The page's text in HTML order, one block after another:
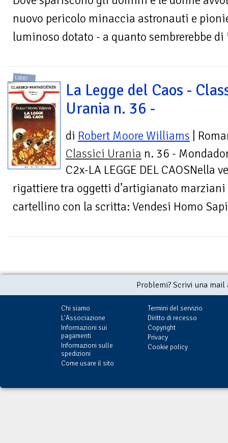
nuovo pericolo minaccia astronauti e
luminoso dotato - a quanto sembrerebbe
LIBRI
La Legge del Caos -
Urania n. 36 -
di Robert Moore Williams |
Classici Urania n. 36 -
C2x-LA LEGGE DEL CAOSNella
rigattiere tra oggetti d’artigianato marziani
cartellino con la scritta: Vendesi Homo
Problemi? Scrivi una
Chi siamo
L'Associazione
Informazioni sui
pagamenti
Informazioni sulle
spedizioni
Come usare il sito
Termini del servizio
Diritto di recesso
Copyright
Privacy
Cookie policy